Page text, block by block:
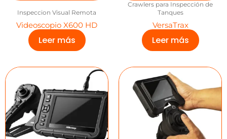
Inspeccion Visual Remota
Videoscopio X600 HD
Leer más
Crawlers para Inspección de
Tanques
VersaTrax
Leer más